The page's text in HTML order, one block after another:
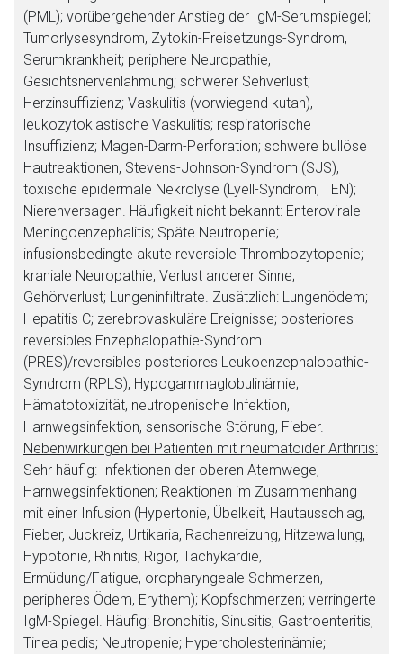
(PML); vorübergehender Anstieg der IgM-Serumspiegel;
Tumorlysesyndrom, Zytokin-Freisetzungs-Syndrom,
Serumkrankheit; periphere Neuropathie,
Gesichtsnervenlähmung; schwerer Sehverlust;
Herzinsuffizienz; Vaskulitis (vorwiegend kutan),
leukozytoklastische Vaskulitis; respiratorische
Insuffizienz; Magen-Darm-Perforation; schwere bullöse
Hautreaktionen, Stevens-Johnson-Syndrom (SJS),
toxische epidermale Nekrolyse (Lyell-Syndrom, TEN);
Nierenversagen. Häufigkeit nicht bekannt: Enterovirale
Meningoenzephalitis; Späte Neutropenie;
infusionsbedingte akute reversible Thrombozytopenie;
kraniale Neuropathie, Verlust anderer Sinne;
Gehörverlust; Lungeninfiltrate. Zusätzlich: Lungenödem;
Hepatitis C; zerebrovaskuläre Ereignisse; posteriores
reversibles Enzephalopathie-Syndrom
(PRES)/reversibles posteriores Leukoenzephalopathie-
Syndrom (RPLS), Hypogammaglobulinämie;
Hämatotoxizität, neutropenische Infektion,
Harnwegsinfektion, sensorische Störung, Fieber.
Nebenwirkungen bei Patienten mit rheumatoider Arthritis:
Sehr häufig: Infektionen der oberen Atemwege,
Harnwegsinfektionen; Reaktionen im Zusammenhang
mit einer Infusion (Hypertonie, Übelkeit, Hautausschlag,
Fieber, Juckreiz, Urtikaria, Rachenreizung, Hitzewallung,
Hypotonie, Rhinitis, Rigor, Tachykardie,
Ermüdung/Fatigue, oropharyngeale Schmerzen,
peripheres Ödem, Erythem); Kopfschmerzen; verringerte
IgM-Spiegel. Häufig: Bronchitis, Sinusitis, Gastroenteritis,
Tinea pedis; Neutropenie; Hypercholesterinämie;